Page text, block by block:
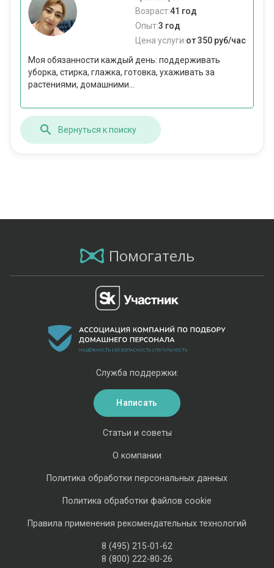
Возраст:41 год
Опыт:3 год
Цена услуги:от 350 руб/час
Моя обязанности каждый день: поддерживать
уборка, стирка, глажка, готовка, ухаживать за
растениями, домашними...
Вернуться к поиску
Помогатель
Статьи и советы
О компании
Политика обработки персональных данных
Политика обработки файлов cookie
Правила применения рекомендательных технологий
8 (495) 215-01-62
8 (800) 222-80-26
Служба поддержки:
Написать